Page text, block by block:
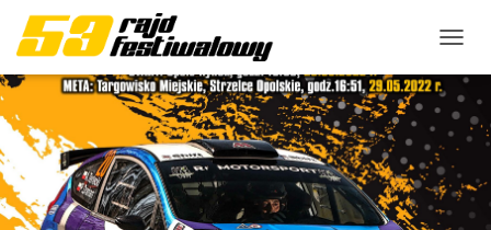
R
Z
E
Ł
C
Z